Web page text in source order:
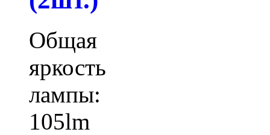
Общая
яркость
лампы:
105lm